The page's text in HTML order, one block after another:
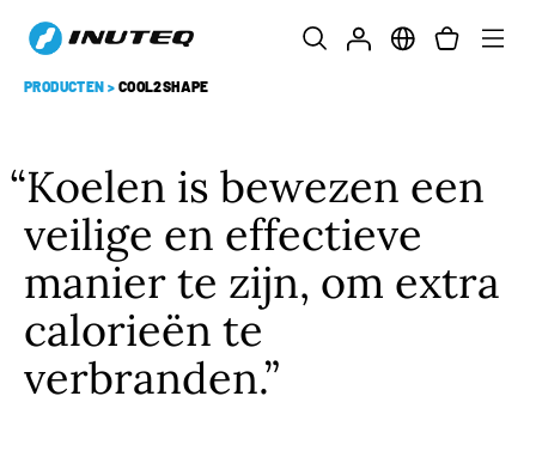
PRODUCTEN > COOL2SHAPE
Koelen is bewezen een
veilige en effectieve
manier te zijn, om extra
calorieën te
verbranden.